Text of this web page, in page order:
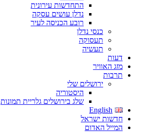
התחדשות עירונית
נדלן עושים עסקה
רובע הכניסה לעיר
כנסי נדלן
תעסוקה
תעשיה
דעות
מזג האוויר
תרבות
ירושלים שלי
היסטוריה
שלג בירושלים גלריית תמונות
English
חדשות ישראל
המייל האדום